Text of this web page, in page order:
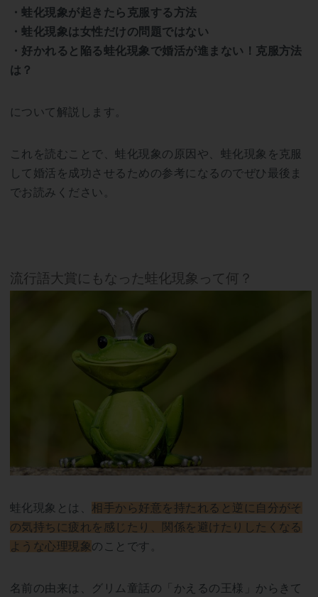
・蛙化現象が起きたら克服する方法
・蛙化現象は女性だけの問題ではない
・好かれると陥る蛙化現象で婚活が進まない！克服方法
は？
について解説します。
これを読むことで、蛙化現象の原因や、蛙化現象を克服
して婚活を成功させるための参考になるのでぜひ最後ま
でお読みください。
流行語大賞にもなった蛙化現象って何？
蛙化現象とは、 相手から好意を持たれると逆に自分がそ
の気持ちに疲れを感じたり、関係を避けたりしたくなる
ような心理現象 のことです。
名前の由来は、グリム童話の「かえるの王様」からきて